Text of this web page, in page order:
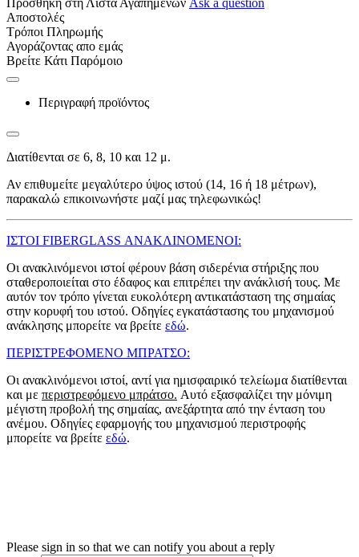
Αποστολές
Τρόποι Πληρωμής
Αγοράζοντας απο εμάς
Βρείτε Κάτι Παρόμοιο
Περιγραφή προϊόντος
Διατίθενται σε 6, 8, 10 και 12 μ.
Αν επιθυμείτε μεγαλύτερο ύψος ιστού (14, 16 ή 18 μέτρων),
παρακαλώ επικοινωνήστε μαζί μας τηλεφωνικώς!
ΙΣΤΟΙ FIBERGLASS ΑΝΑΚΛΙΝΟΜΕΝΟΙ:
Οι ανακλινόμενοι ιστοί φέρουν βάση σιδερένια στήριξης που
σταθεροποιείται στο έδαφος και επιτρέπει την ανάκλισή τους. Με
αυτόν τον τρόπο γίνεται ευκολότερη αντικατάσταση της σημαίας
στην κορυφή του ιστού. Οδηγίες εγκατάστασης του μηχανισμού
ανάκλησης μπορείτε να βρείτε εδώ.
ΠΕΡΙΣΤΡΕΦΟΜΕΝΟ ΜΠΡΑΤΣΟ:
Οι ανακλινόμενοι ιστοί, αντί για ημισφαιρικό τελείωμα διατίθενται
και με περιστρεφόμενο μπράτσο. Αυτό εξασφαλίζει την μόνιμη
μέγιστη προβολή της σημαίας, ανεξάρτητα από την ένταση του
ανέμου. Οδηγίες εφαρμογής του μηχανισμού περιστροφής
μπορείτε να βρείτε εδώ.
Please sign in so that we can notify you about a reply